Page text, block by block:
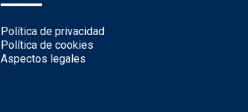
Política de privacidad
Política de cookies
Aspectos legales